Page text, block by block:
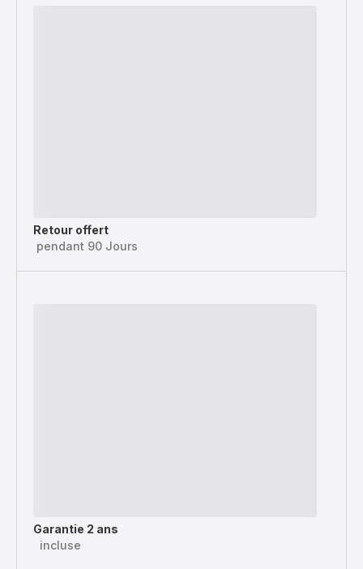
Retour offert
pendant 90 Jours
Garantie 2 ans
incluse